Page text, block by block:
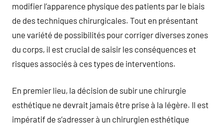
modifier l’apparence physique des patients par le biais
de des techniques chirurgicales. Tout en présentant
une variété de possibilités pour corriger diverses zones
du corps, il est crucial de saisir les conséquences et
risques associés à ces types de interventions.
En premier lieu, la décision de subir une chirurgie
esthétique ne devrait jamais être prise à la légère. Il est
impératif de s’adresser à un chirurgien esthétique